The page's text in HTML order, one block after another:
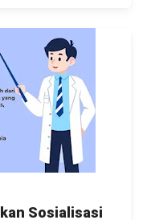
Sosialisasi